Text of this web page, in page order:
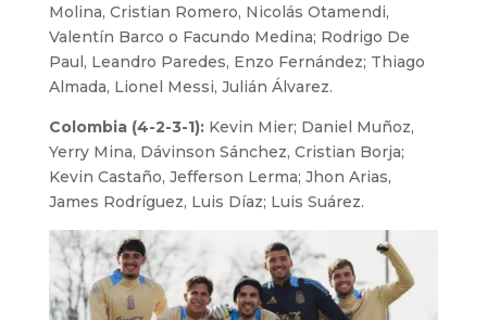
Molina, Cristian Romero, Nicolás Otamendi,
Valentín Barco o Facundo Medina; Rodrigo De
Paul, Leandro Paredes, Enzo Fernández; Thiago
Almada, Lionel Messi, Julián Álvarez.
Colombia (4-2-3-1):Kevin Mier; Daniel Muñoz,
Yerry Mina, Dávinson Sánchez, Cristian Borja;
Kevin Castaño, Jefferson Lerma; Jhon Arias,
James Rodríguez, Luis Díaz; Luis Suárez.